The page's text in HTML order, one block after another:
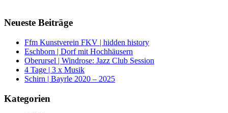
Neueste Beiträge
Ffm Kunstverein FKV | hidden history
Eschborn | Dorf mit Hochhäusern
Oberursel | Windrose: Jazz Club Session
4 Tage | 3 x Musik
Schirn | Bayrle 2020 – 2025
Kategorien